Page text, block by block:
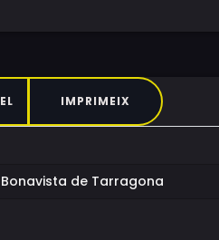
IMPRIMEIX
de Tarragona